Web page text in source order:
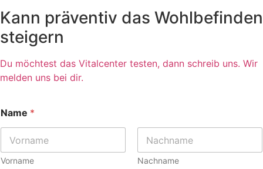
Kann präventiv das Wohlbefinden
steigern
Du möchtest das Vitalcenter testen, dann schreib uns. Wir
melden uns bei dir.
Name *
Vorname Nachname